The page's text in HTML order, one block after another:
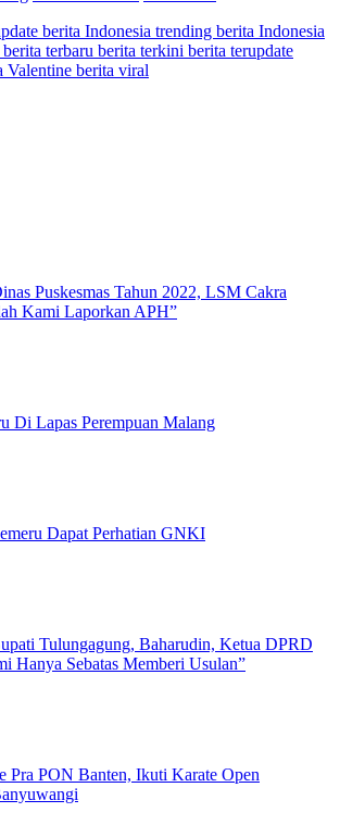
berita Indonesia trending berita Indonesia
terbaru berita terkini berita terupdate
Valentine berita viral
Puskesmas Tahun 2022, LSM Cakra
Kami Laporkan APH”
Di Lapas Perempuan Malang
Dapat Perhatian GNKI
Tulungagung, Baharudin, Ketua DPRD
Hanya Sebatas Memberi Usulan”
Pra PON Banten, Ikuti Karate Open